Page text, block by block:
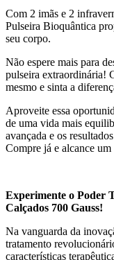
Com 2 imãs e 2
Pulseira Bioquântica
seu corpo.
Não espere mais para
pulseira extraordinária!
mesmo e sinta a
Aproveite essa
de uma vida mais
avançada e os
Compre já e alcance
Experimente o Poder
Calçados 700 Gauss!
Na vanguarda da
tratamento
características